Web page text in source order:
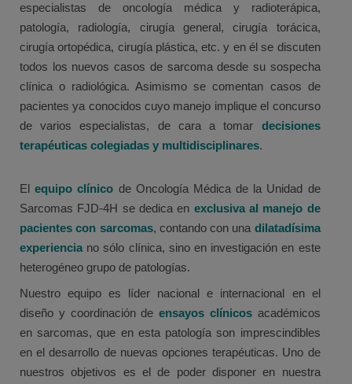
especialistas de oncología médica y radioterápica,
patología, radiología, cirugía general, cirugía torácica,
cirugía ortopédica, cirugía plástica, etc. y en él se discuten
todos los nuevos casos de sarcoma desde su sospecha
clínica o radiológica. Asimismo se comentan casos de
pacientes ya conocidos cuyo manejo implique el concurso
de varios especialistas, de cara a tomar decisiones
terapéuticas colegiadas y multidisciplinares.
Elequipo clínico de Oncología Médica de la Unidad de
Sarcomas FJD-4H se dedica en exclusiva al manejo de
pacientes con sarcomas, contando con una dilatadísima
experienciano sólo clínica, sino en investigación en este
heterogéneo grupo de patologías.
Nuestro equipo es líder nacional e internacional en el
diseño y coordinación deensayos clínicos académicos
en sarcomas, que en esta patología son imprescindibles
en el desarrollo de nuevas opciones terapéuticas. Uno de
nuestros objetivos es el de poder disponer en nuestra